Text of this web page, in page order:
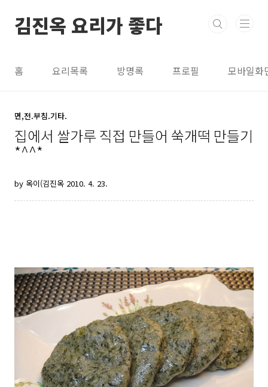
김진옥 요리가 좋다
홈 요리목록 방명록 프로필 모바일화
면,전.부침.기타.
집에서 쌀가루 직접 만들어 쑥개떡 만들기
*^^*
by 옥이(김진옥 2010. 4. 23.